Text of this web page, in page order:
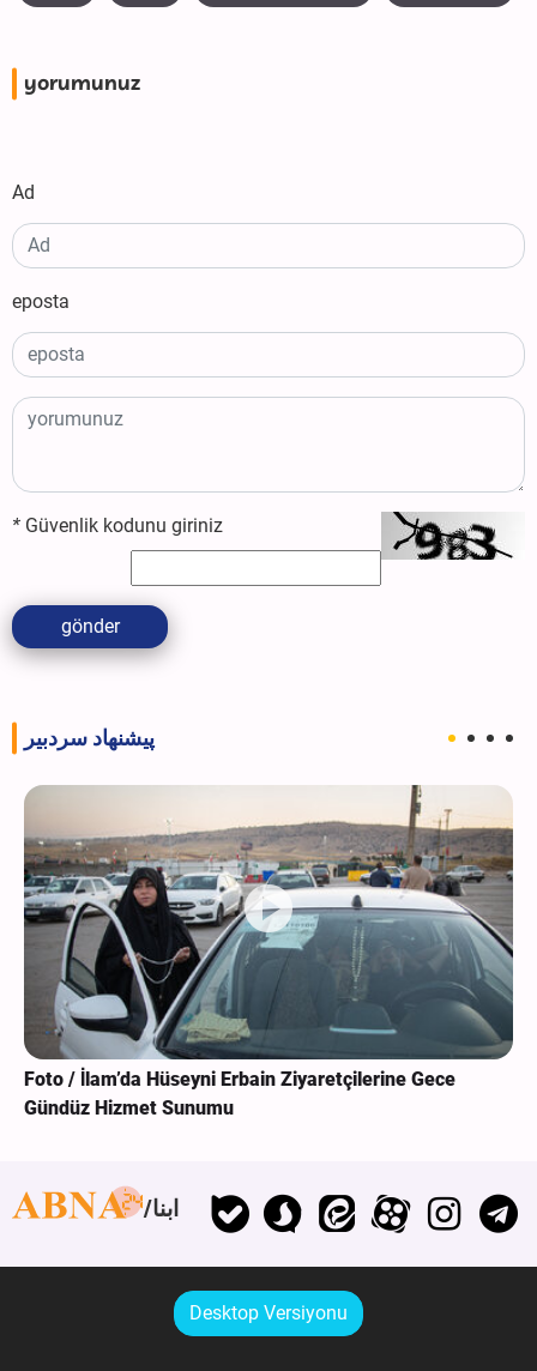
yorumunuz
Ad
eposta
* Güvenlik kodunu giriniz
gönder
پیشنهاد سردبیر
Foto / İlam’da Hüseyni Erbain Ziyaretçilerine Gece
Gündüz Hizmet Sunumu
ابنا
Desktop Versiyonu